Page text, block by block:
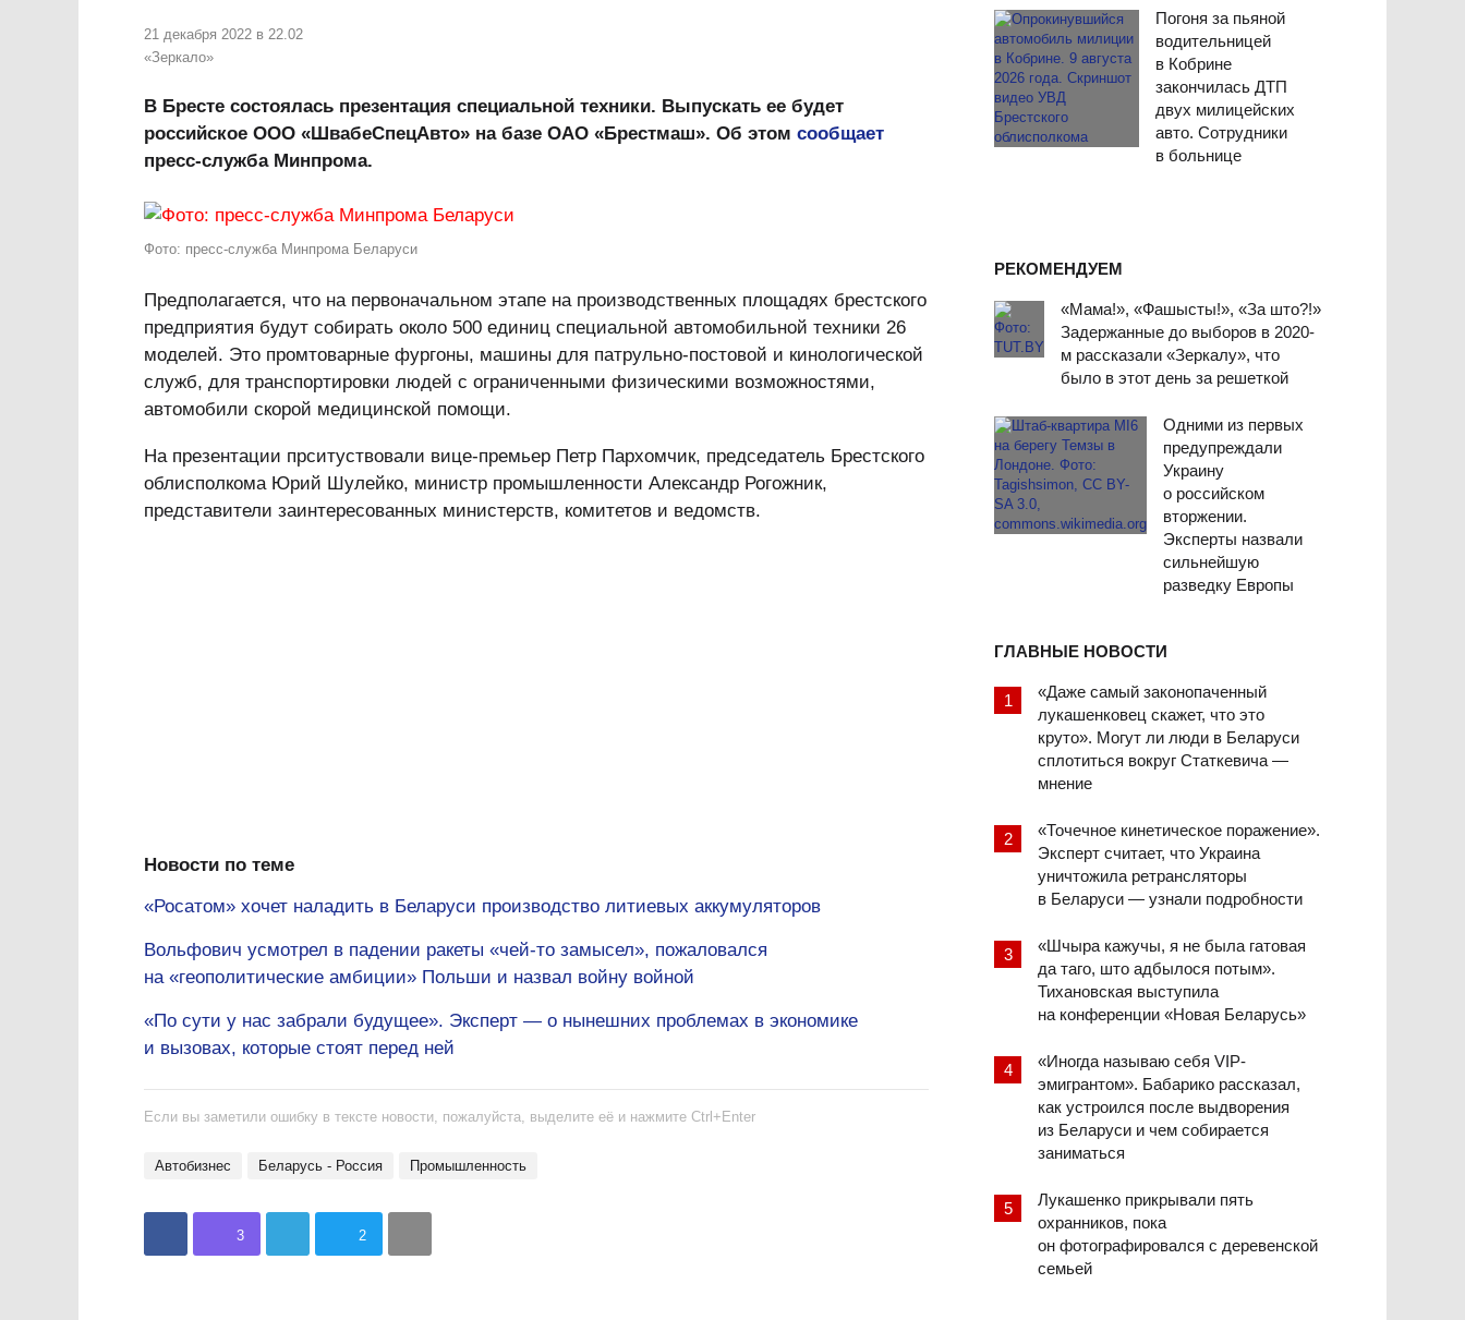
Погоня за пьяной
водительницей
в Кобрине
закончилась ДТП
двух милицейских
авто. Сотрудники
в больнице
РЕКОМЕНДУЕМ
«Мама!», «Фашысты!», «За што?!»
Задержанные до выборов в 2020-
м рассказали «Зеркалу», что
было в этот день за решеткой
Одними из первых
предупреждали
Украину
о российском
вторжении.
Эксперты назвали
сильнейшую
разведку Европы
ГЛАВНЫЕ НОВОСТИ
«Даже самый законопаченный
лукашенковец скажет, что это
круто». Могут ли люди в Беларуси
сплотиться вокруг Статкевича —
мнение
«Точечное кинетическое поражение».
Эксперт считает, что Украина
уничтожила ретрансляторы
в Беларуси — узнали подробности
«Шчыра кажучы, я не была гатовая
да таго, што адбылося потым».
Тихановская выступила
на конференции «Новая Беларусь»
«Иногда называю себя VIP-
эмигрантом». Бабарико рассказал,
как устроился после выдворения
из Беларуси и чем собирается
заниматься
Лукашенко прикрывали пять
охранников, пока
он фотографировался с деревенской
семьей
21 декабря 2022 в 22.02
«Зеркало»
В Бресте состоялась презентация специальной техники. Выпускать ее будет
российское ООО «ШвабеСпецАвто» на базе ОАО «Брестмаш». Об этом сообщает
пресс-служба Минпрома.
Фото: пресс-служба Минпрома Беларуси
Предполагается, что на первоначальном этапе на производственных площадях брестского
предприятия будут собирать около 500 единиц специальной автомобильной техники 26
моделей. Это промтоварные фургоны, машины для патрульно-постовой и кинологической
служб, для транспортировки людей с ограниченными физическими возможностями,
автомобили скорой медицинской помощи.
На презентации прситуствовали вице-премьер Петр Пархомчик, председатель Брестского
облисполкома Юрий Шулейко, министр промышленности Александр Рогожник,
представители заинтересованных министерств, комитетов и ведомств.
Новости по теме
«Росатом» хочет наладить в Беларуси производство литиевых аккумуляторов
Вольфович усмотрел в падении ракеты «чей-то замысел», пожаловался
на «геополитические амбиции» Польши и назвал войну войной
«По сути у нас забрали будущее». Эксперт — о нынешних проблемах в экономике
и вызовах, которые стоят перед ней
Если вы заметили ошибку в тексте новости, пожалуйста, выделите её и нажмите Ctrl+Enter
автобизнес Беларусь - Россия промышленность
3 2